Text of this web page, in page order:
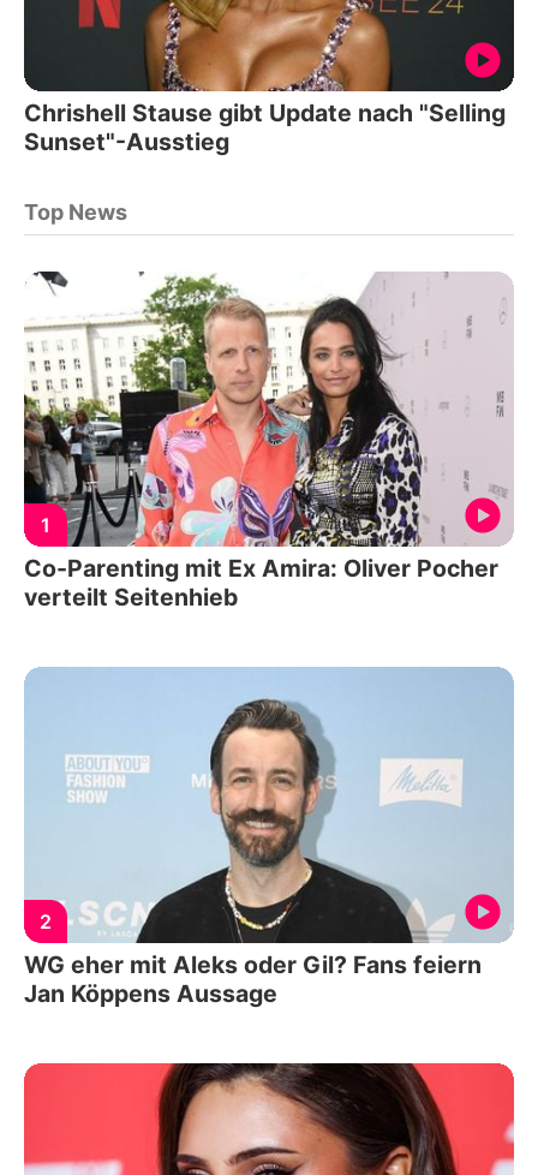
Chrishell Stause gibt Update nach "Selling
Sunset"-Ausstieg
Top News
1
Co-Parenting mit Ex Amira: Oliver Pocher
verteilt Seitenhieb
2
WG eher mit Aleks oder Gil? Fans feiern
Jan Köppens Aussage